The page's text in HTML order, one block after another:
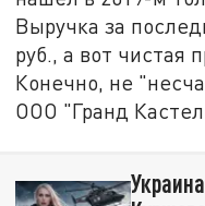
Выручка за
руб., а вот чистая
Конечно, не
ООО "Гранд